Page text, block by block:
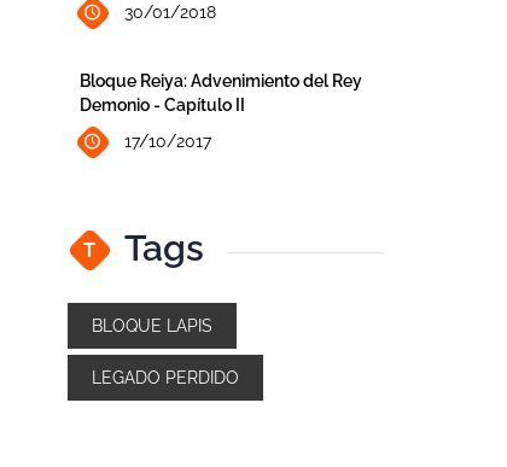
30/01/2018
Bloque Reiya: Advenimiento del Rey
Demonio - Capítulo II
17/10/2017
T Tags
BLOQUE LAPIS
LEGADO PERDIDO